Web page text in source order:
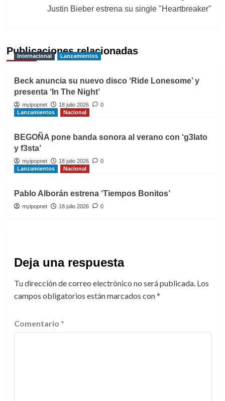
Justin Bieber estrena su single "Heartbreaker"
Publicaciones relacionadas
Internacional Lanzamientos
Beck anuncia su nuevo disco ‘Ride Lonesome’ y
presenta ‘In The Night’
myipopnet 18 julio 2026
0
Lanzamientos
Nacional
BEGOÑA pone banda sonora al verano con ‘g3lato
y f3sta’
myipopnet 18 julio 2026
0
Lanzamientos
Nacional
Pablo Alborán estrena ‘Tiempos Bonitos’
myipopnet 18 julio 2026 0
Deja una respuesta
Tu dirección de correo electrónico no será publicada. Los
campos obligatorios están marcados con*
Comentario *